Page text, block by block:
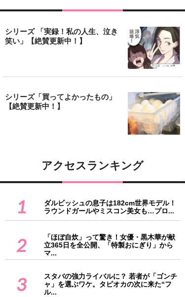
シリーズ 「実録！私の人生、泣き
笑い」【絶賛更新中！】
シリーズ「買ってよかったもの」
【絶賛更新中！】
アクセスランキング
1
ダルビッシュの息子は182cm世界モデル！
ラウンドガールやミスコン美女も…プロ...
2
「ほぼ自炊」って驚き！女優・黒木華が献
立365日を全公開、「特製おにぎり」から
マ...
3
スタバの強力ライバルに？ 若者が「ゴンチ
ャ」を選ぶワケ。タピオカの次に来た“フ
ル...